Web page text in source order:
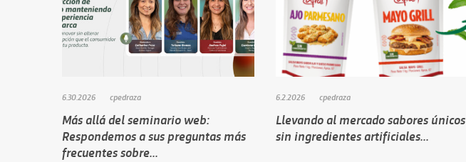
6.30.2026 cpedraza
Más allá del seminario web:
Respondemos a sus preguntas más
frecuentes sobre...
6.2.2026 cpedraza
Llevando al mercado sabores únicos
sin ingredientes artificiales...